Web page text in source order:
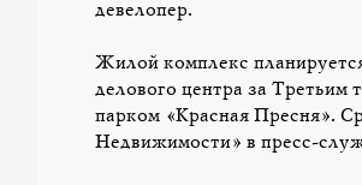
девелопер.
Жилой комплекс
делового центра за
парком «Красная Пресня».
Недвижимости» в пресс-